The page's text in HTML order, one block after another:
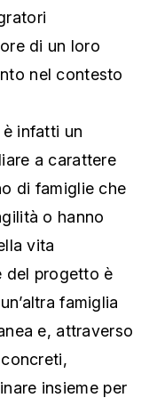
di un loro
nel contesto
infatti un
a carattere
di famiglie che
o hanno
vita
del progetto è
famiglia
e, attraverso
insieme per